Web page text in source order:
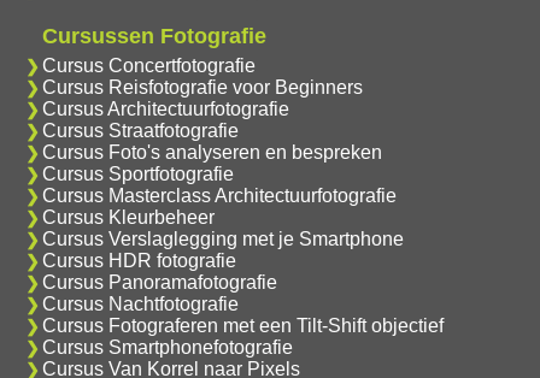
Cursussen Fotografie
Cursus Concertfotografie
Cursus Reisfotografie voor Beginners
Cursus Architectuurfotografie
Cursus Straatfotografie
Cursus Foto's analyseren en bespreken
Cursus Sportfotografie
Cursus Masterclass Architectuurfotografie
Cursus Kleurbeheer
Cursus Verslaglegging met je Smartphone
Cursus HDR fotografie
Cursus Panoramafotografie
Cursus Nachtfotografie
Cursus Fotograferen met een Tilt-Shift objectief
Cursus Smartphonefotografie
Cursus Van Korrel naar Pixels